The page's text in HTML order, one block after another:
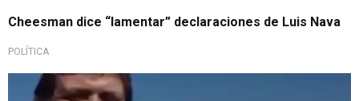
Cheesman dice “lamentar” declaraciones de Luis Nava
POLÍTICA